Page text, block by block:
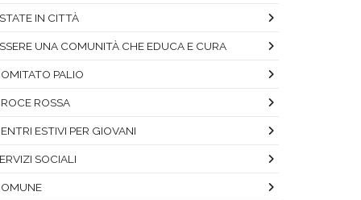
IN CITTÀ
UNA COMUNITÀ CHE EDUCA E CURA
PALIO
ROSSA
ESTIVI PER GIOVANI
SOCIALI